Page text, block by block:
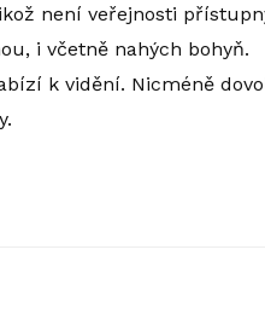
není veřejnosti
i včetně nahých bohyň.
k vidění. Nicméně